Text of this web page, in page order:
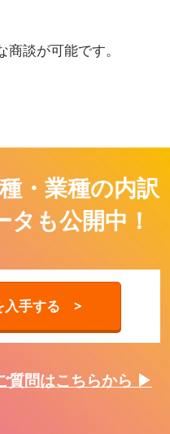
談が可能です。
・業種の内訳
も公開中！
入手する >
質問はこちらから ▶